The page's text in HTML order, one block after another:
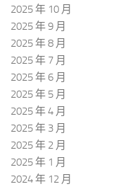
2025 年 10 月
2025 年 9 月
2025 年 8 月
2025 年 7 月
2025 年 6 月
2025 年 5 月
2025 年 4 月
2025 年 3 月
2025 年 2 月
2025 年 1 月
2024 年 12 月